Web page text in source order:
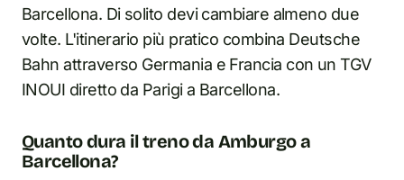
Barcellona. Di solito devi cambiare almeno due
volte. L'itinerario più pratico combina Deutsche
Bahn attraverso Germania e Francia con un TGV
INOUI diretto da Parigi a Barcellona.
Quanto dura il treno da Amburgo a
Barcellona?